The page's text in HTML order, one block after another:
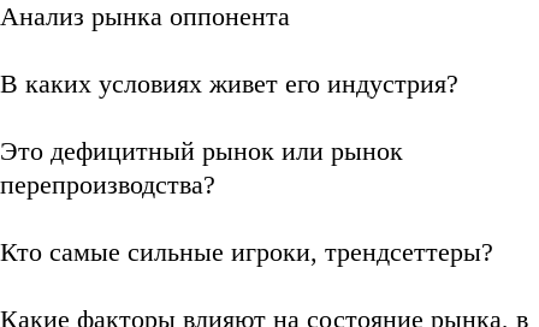
Анализ рынка оппонента
В каких условиях живет его индустрия?
Это дефицитный рынок или рынок
перепроизводства?
Кто самые сильные игроки, трендсеттеры?
Какие факторы влияют на состояние рынка, в